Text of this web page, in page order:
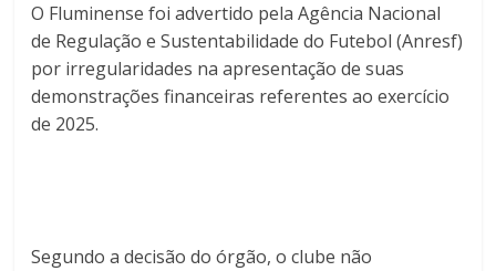
O Fluminense foi advertido pela Agência Nacional
de Regulação e Sustentabilidade do Futebol (Anresf)
por irregularidades na apresentação de suas
demonstrações financeiras referentes ao exercício
de 2025.
Segundo a decisão do órgão, o clube não